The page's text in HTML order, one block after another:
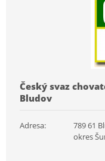
Český svaz
Bludov
Adresa:
789 61
okres